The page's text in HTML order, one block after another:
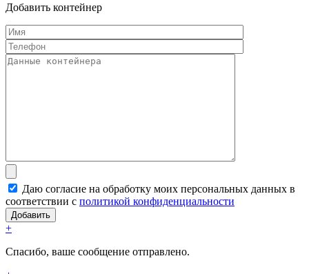
Добавить контейнер
Даю согласие на обработку моих персональных данных в
соответствии с политикой конфиденциальности
+
Спасибо, ваше сообщение отправлено.